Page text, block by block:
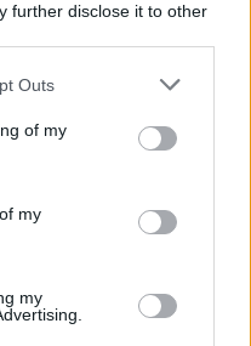
further disclose it to other
Outs
of my
my
my
tétel:
Kikiáltási ár: